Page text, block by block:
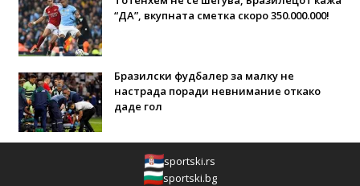
“ДА”, вкупната сметка скоро 350.000.000!
Бразилски фудбалер за малку не
настрада поради невнимание откако
даде гол
sportski.rs
sportski.bg